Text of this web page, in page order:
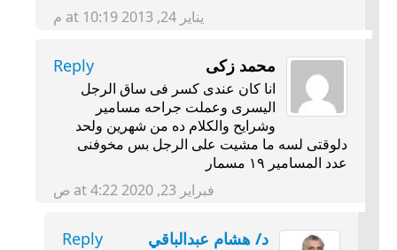
يناير 24, 2013 at 10:19 م
محمد زكى Reply
انا كان عندى كسر فى ساق الرجل
اليسرى وعملت جراحه مسامير
وشرايح والكلام ده من شهرين ولحد
دلوقتى لسه ما مشيت على الرجل بس مخوفنى
عدد المسامير ١٩ مسمار
فبراير 23, 2020 at 4:22 ص
د/ هشام عبدالباقي Reply